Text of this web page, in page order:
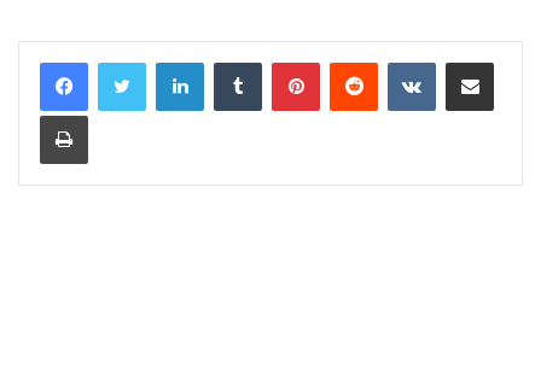
LinkedInTumblr PinterestReddit VKontakteShare via Email
Print